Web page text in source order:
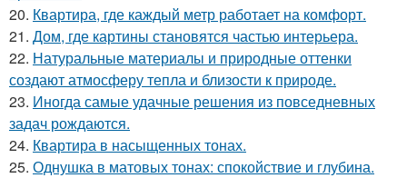
20. Квартира, где каждый метр работает на комфорт.
21. Дом, где картины становятся частью интерьера.
22. Натуральные материалы и природные оттенки
создают атмосферу тепла и близости к природе.
23. Иногда самые удачные решения из повседневных
задач рождаются.
24. Квартира в насыщенных тонах.
25. Однушка в матовых тонах: спокойствие и глубина.